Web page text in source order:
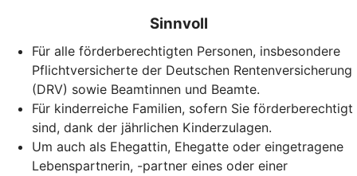
Sinnvoll
Für alle förderberechtigten Personen, insbesondere
Pflichtversicherte der Deutschen Rentenversicherung
(DRV) sowie Beamtinnen und Beamte.
Für kinderreiche Familien, sofern Sie förderberechtigt
sind, dank der jährlichen Kinderzulagen.
Um auch als Ehegattin, Ehegatte oder eingetragene
Lebenspartnerin, -partner eines oder einer